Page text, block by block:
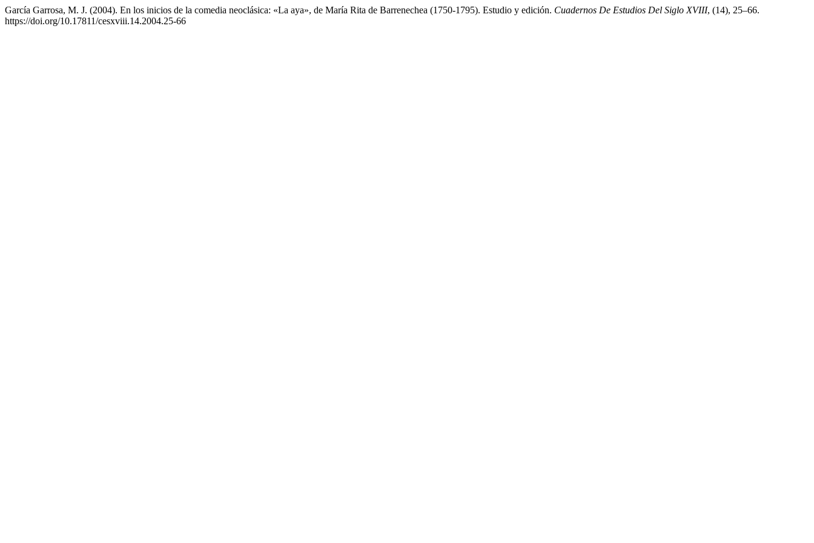
García Garrosa, M. J. (2004). En los inicios de la comedia neoclásica: «La aya», de María Rita de Barrenechea (1750-1795). Estudio y edición. Cuadernos De Estudios Del Siglo XVIII, (14), 25–66.
https://doi.org/10.17811/cesxviii.14.2004.25-66